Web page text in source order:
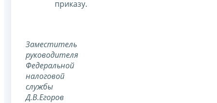
приказу.
Заместитель
руководителя
Федеральной
налоговой
службы
Д.В.Егоров